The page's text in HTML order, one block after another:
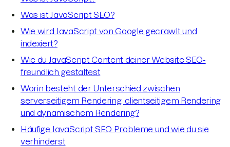
Was ist JavaScript SEO?
Wie wird JavaScript von Google gecrawlt und
indexiert?
Wie du JavaScript Content deiner Website SEO-
freundlich gestaltest
Worin besteht der Unterschied zwischen
serverseitigem Rendering, clientseitigem Rendering
und dynamischem Rendering?
Häufige JavaScript SEO Probleme und wie du sie
verhinderst